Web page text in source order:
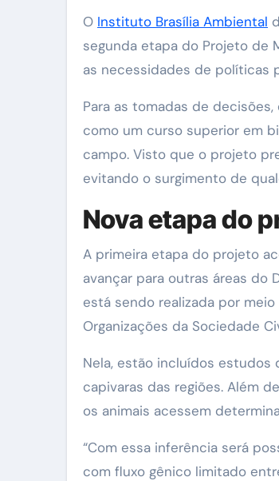
O Instituto Brasília Ambiental
segunda etapa do Projeto de
as necessidades de políticas
Para as tomadas de
como um curso superior em
campo. Visto que o projeto
evitando o surgimento de
Nova etapa do
A primeira etapa do projeto
avançar para outras áreas do
está sendo realizada por
Organizações da Sociedade
Nela, estão incluídos estudos
capivaras das regiões. Além
os animais acessem
“Com essa inferência será
com fluxo gênico limitado